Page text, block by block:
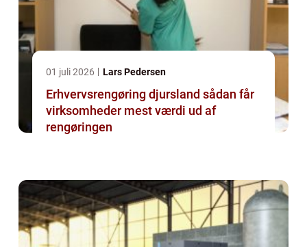
01 juli 2026 Lars Pedersen
Erhvervsrengøring djursland sådan får
virksomheder mest værdi ud af
rengøringen